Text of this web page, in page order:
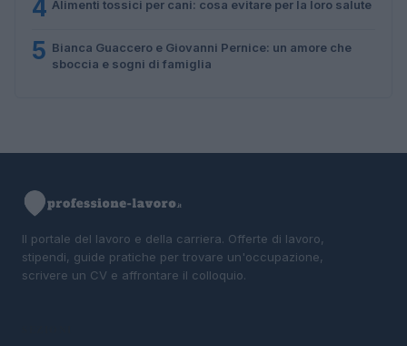
4 Alimenti tossici per cani: cosa evitare per la loro salute
5 Bianca Guaccero e Giovanni Pernice: un amore che
sboccia e sogni di famiglia
Il portale del lavoro e della carriera. Offerte di lavoro,
stipendi, guide pratiche per trovare un'occupazione,
scrivere un CV e affrontare il colloquio.